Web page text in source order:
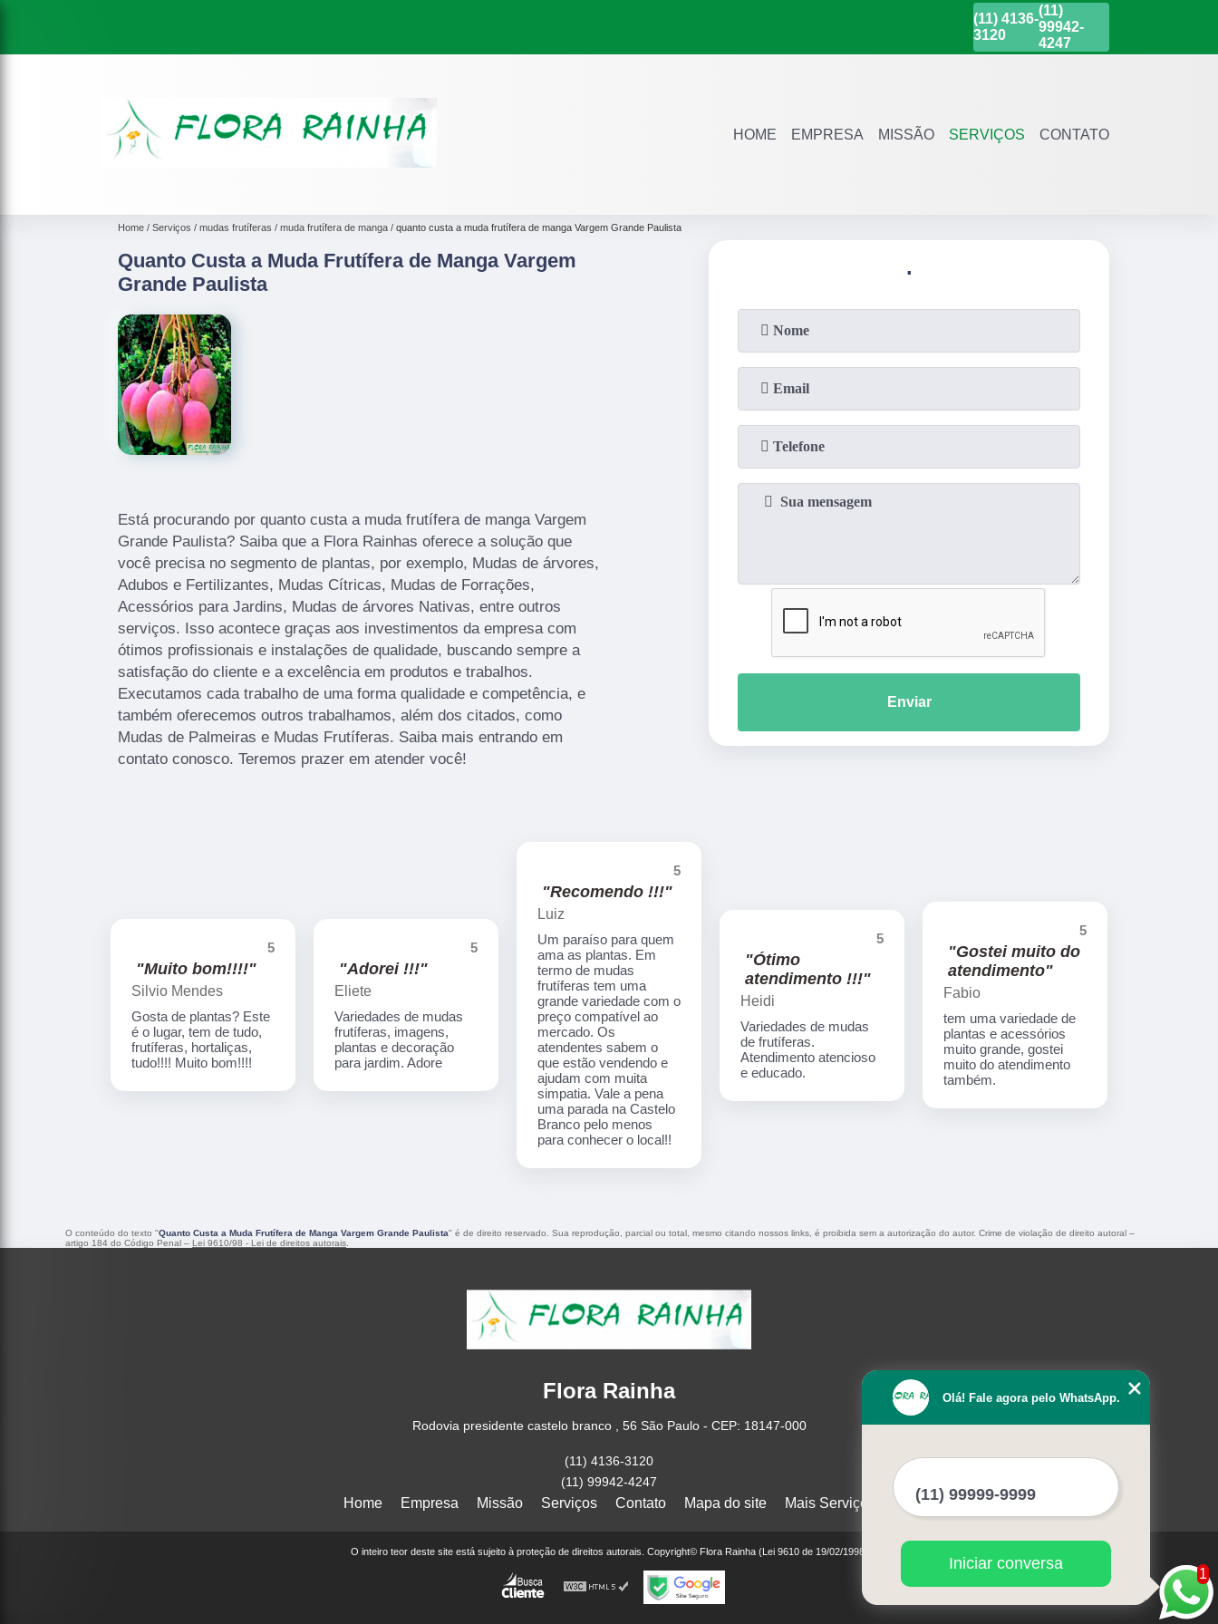
(11) 4136-
3120
(11)
99942-
4247
HOME EMPRESA MISSÃO SERVIÇOS CONTATO
Home Serviços mudas frutíferas muda frutífera de manga quanto custa a muda frutífera de manga Vargem Grande Paulista
Quanto Custa a Muda Frutífera de Manga Vargem
Grande Paulista
Está procurando por quanto custa a muda frutífera de manga Vargem
Grande Paulista? Saiba que a Flora Rainhas oferece a solução que
você precisa no segmento de plantas, por exemplo, Mudas de árvores,
Adubos e Fertilizantes, Mudas Cítricas, Mudas de Forrações,
Acessórios para Jardins, Mudas de árvores Nativas, entre outros
serviços. Isso acontece graças aos investimentos da empresa com
ótimos profissionais e instalações de qualidade, buscando sempre a
satisfação do cliente e a excelência em produtos e trabalhos.
Executamos cada trabalho de uma forma qualidade e competência, e
também oferecemos outros trabalhamos, além dos citados, como
Mudas de Palmeiras e Mudas Frutíferas. Saiba mais entrando em
contato conosco. Teremos prazer em atender você!
.
Enviar
5
"Muito bom!!!!"
Silvio Mendes
Gosta de plantas? Este
é o lugar, tem de tudo,
frutíferas, hortaliças,
tudo!!!! Muito bom!!!!
5
"Adorei !!!"
Eliete
Variedades de mudas
frutíferas, imagens,
plantas e decoração
para jardim. Adore
5
"Recomendo !!!"
Luiz
Um paraíso para quem
ama as plantas. Em
termo de mudas
frutíferas tem uma
grande variedade com o
preço compatível ao
mercado. Os
atendentes sabem o
que estão vendendo e
ajudam com muita
simpatia. Vale a pena
uma parada na Castelo
Branco pelo menos
para conhecer o local!!
5
"Ótimo
atendimento !!!"
Heidi
Variedades de mudas
de frutíferas.
Atendimento atencioso
e educado.
5
"Gostei muito do
atendimento"
Fabio
tem uma variedade de
plantas e acessórios
muito grande, gostei
muito do atendimento
também.
O conteúdo do texto "Quanto Custa a Muda Frutífera de Manga Vargem Grande Paulista" é de direito reservado. Sua reprodução, parcial ou total, mesmo citando nossos links, é proibida sem a autorização do autor. Crime de violação de direito autoral –
artigo 184 do Código Penal – Lei 9610/98 - Lei de direitos autorais
Flora Rainha
Rodovia presidente castelo branco , 56 São Paulo - CEP: 18147-000
(11) 4136-3120
(11) 99942-4247
Home Empresa Missão Serviços Contato Mapa do site Mais Serviços
O inteiro teor deste site está sujeito à proteção de direitos autorais. Copyright© Flora Rainha (Lei 9610 de 19/02/1998)
1
Olá! Fale agora pelo WhatsApp.
Iniciar conversa